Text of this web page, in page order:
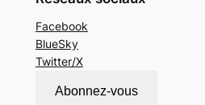
Facebook
BlueSky
Twitter/X
Abonnez-vous